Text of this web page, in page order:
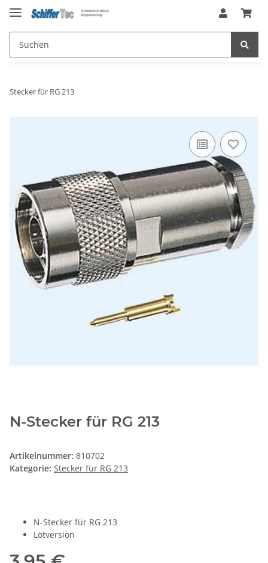
Stecker für RG 213
N-Stecker für RG 213
Artikelnummer: 810702
Kategorie: Stecker für RG 213
N-Stecker für RG 213
Lötversion